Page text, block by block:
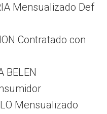
Mensualizado Def
Contratado con
BELEN
Mensualizado